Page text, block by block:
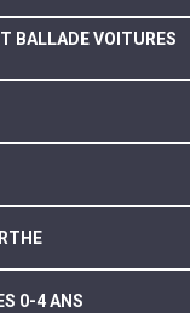
BALLADE VOITURES
0-4 ANS